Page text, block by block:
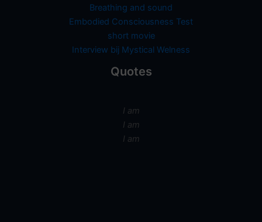
Breathing and sound
Embodied Consciousness Test
short movie
Interview bij Mystical Welness
Quotes
I am
I am
I am